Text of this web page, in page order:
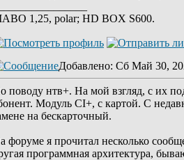
1,25, polar; HD BOX S600.
Добавлено: Сб Май 30,
поводу нтв+. На мой взгляд, с их
Модуль CI+, с картой. С
на бескарточный.
форуме я прочитал несколько
программная архитектура,